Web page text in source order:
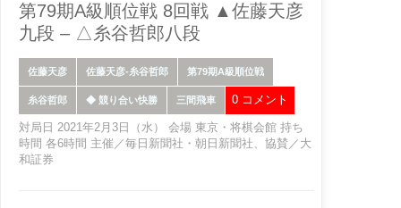
第79期A級順位戦 8回戦 ▲佐藤天彦
九段 – △糸谷哲郎八段
佐藤天彦 佐藤天彦-糸谷哲郎 第79期A級順位戦
糸谷哲郎 ◆ 競り合い快勝 三間飛車 0 コメント
対局日 2021年2月3日（水） 会場 東京・将棋会館 持ち
時間 各6時間 主催／毎日新聞社・朝日新聞社、協賛／大
和証券